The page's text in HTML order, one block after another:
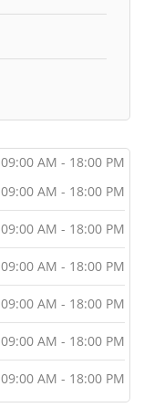
09:00 AM - 18:00 PM
09:00 AM - 18:00 PM
09:00 AM - 18:00 PM
09:00 AM - 18:00 PM
09:00 AM - 18:00 PM
09:00 AM - 18:00 PM
09:00 AM - 18:00 PM